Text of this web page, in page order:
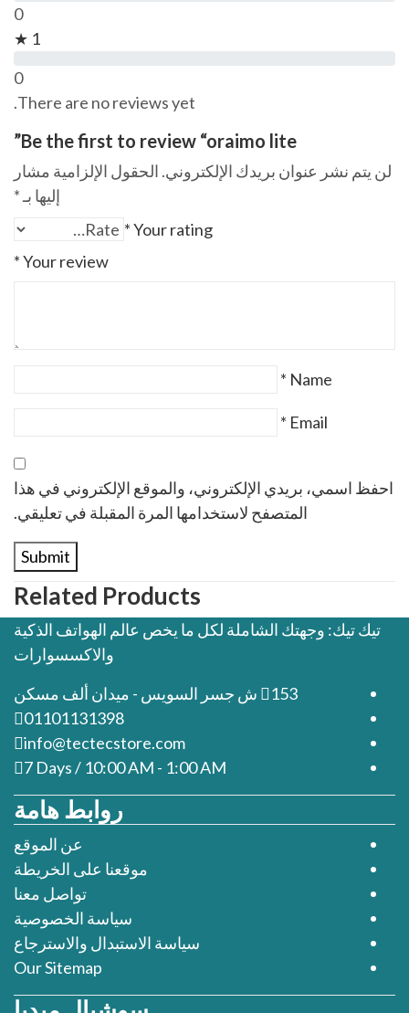
0
1 ★
0
There are no reviews yet.
Be the first to review “oraimo lite”
لن يتم نشر عنوان بريدك الإلكتروني. الحقول الإلزامية مشار
إليها بـ*
Your rating
*
Your review
*
Name
*
Email
*
احفظ اسمي، بريدي الإلكتروني، والموقع الإلكتروني في هذا
المتصفح لاستخدامها المرة المقبلة في تعليقي.
Related Products
تيك تيك: وجهتك الشاملة لكل ما يخص عالم الهواتف الذكية
والاكسسوارات
153 ش جسر السويس - ميدان ألف مسكن
01101131398
info@tectecstore.com
7 Days / 10:00 AM - 1:00 AM
روابط هامة
عن الموقع
موقعنا على الخريطة
تواصل معنا
سياسة الخصوصية
سياسة الاستبدال والاسترجاع
Our Sitemap